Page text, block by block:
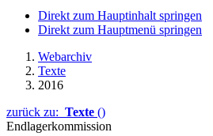
Direkt zum Hauptinhalt springen
Direkt zum Hauptmenü springen
Webarchiv
Texte
2016
zurück zu: Texte ()
Endlagerkommission